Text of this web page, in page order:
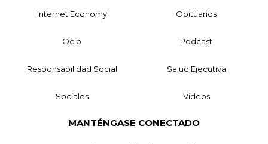
Internet Economy Obituarios
Ocio Podcast
Responsabilidad Social Salud Ejecutiva
Sociales Videos
MANTÉNGASE CONECTADO